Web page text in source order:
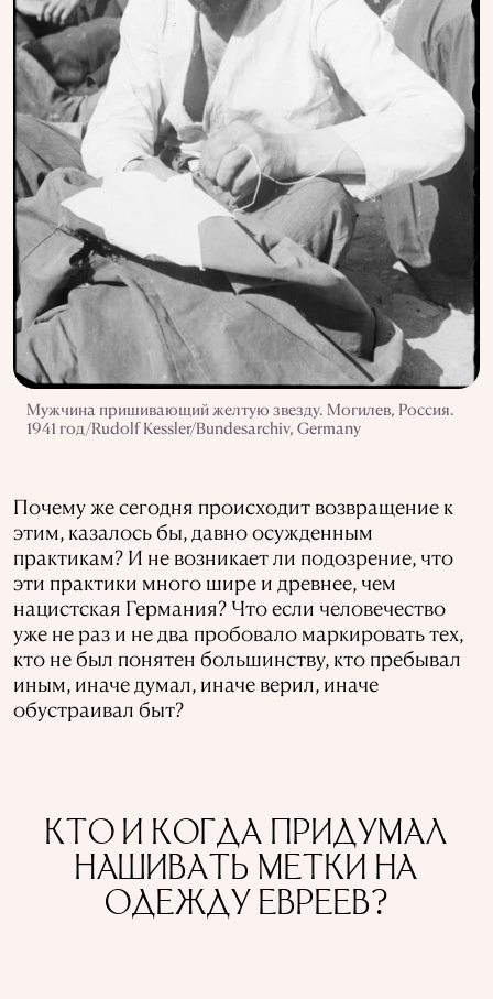
Мужчина пришивающий желтую звезду. Могилев, Россия.
1941 год/Rudolf Kessler/Bundesarchiv, Germany
Почему же сегодня происходит возвращение к
этим, казалось бы, давно осужденным
практикам? И не возникает ли подозрение, что
эти практики много шире и древнее, чем
нацистская Германия? Что если человечество
уже не раз и не два пробовало маркировать тех,
кто не был понятен большинству, кто пребывал
иным, иначе думал, иначе верил, иначе
обустраивал быт?
КТО И КОГДА ПРИДУМАЛ
НАШИВАТЬ МЕТКИ НА
ОДЕЖДУ ЕВРЕЕВ?